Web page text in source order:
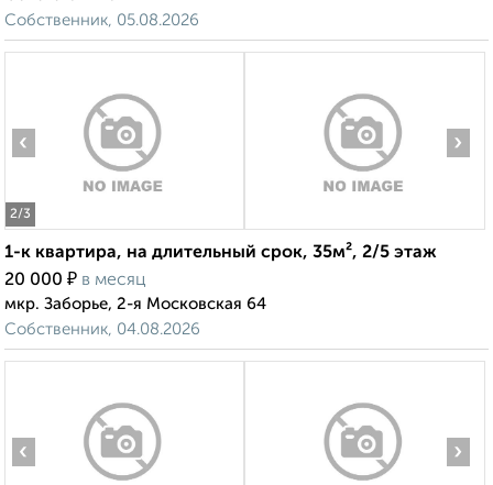
Собственник, 05.08.2026
2/3
‹ ›
1-к квартира, на длительный срок, 35м², 2/5 этаж
20 000 ₽ в месяц
мкр. Заборье, 2-я Московская 64
Собственник, 04.08.2026
‹ ›